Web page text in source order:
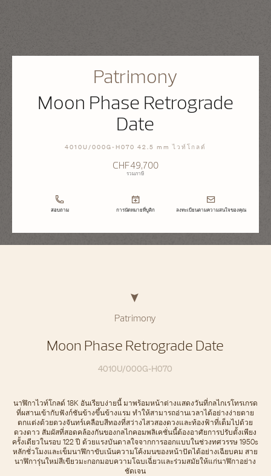
Patrimony
Moon Phase Retrograde
Date
4010U/000G-H070 42.5 mm ไวท์โกลด์
CHF49,700
รวมภาษี
สอบถาม การนัดหมายที่บูติก ลงทะเบียนตามความสนใจของคุณ
Patrimony
Moon Phase Retrograde Date
4010U/000G-H070
นาฬิกาไวท์โกลด์ 18K อันเรียบง่ายนี้ มาพร้อมหน้าต่างแสดงวันที่กลไกเรโทรเกรด
ที่ผสานเข้ากับฟังก์ชันข้างขึ้นข้างแรม ทําให้สามารถอ่านเวลาได้อย่างง่ายดาย
ตกแต่งด้วยดวงจันทร์เคลือบสีทองที่สว่างไสวสองดวงและท้องฟ้าที่เต็มไปด้วย
ดวงดาว สัมผัสที่สอดคล้องกันของกลไกคอมพลิเคชั่นนี้ต้องอาศัยการปรับตั้งเพียง
ครั้งเดียวในรอบ 122 ปี ด้วยแรงบันดาลใจจากการออกแบบในช่วงทศวรรษ 1950s
หลักชั่วโมงและเข็มนาฬิกาขับเน้นความโค้งมนของหน้าปัดได้อย่างเฉียบคม สาย
นาฬิการุ่นใหม่สีเขียวมะกอกมอบความโฉบเฉี่ยวและร่วมสมัยให้แก่นาฬิกาอย่าง
ชัดเจน